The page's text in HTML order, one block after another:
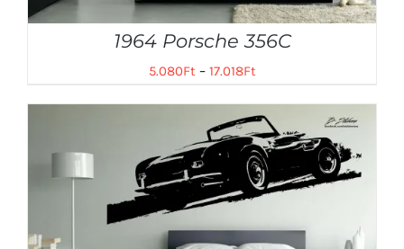
1964 Porsche 356C
5.080Ft– 17.018Ft